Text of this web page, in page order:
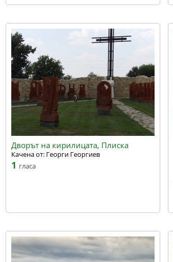
Дворът на кирилицата, Плиска
Качена от: Георги Георгиев
1 гласа